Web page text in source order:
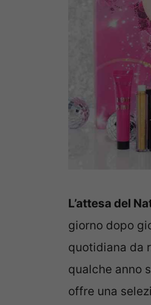
L’attesa del
giorno dopo
quotidiana da
qualche anno
offre una